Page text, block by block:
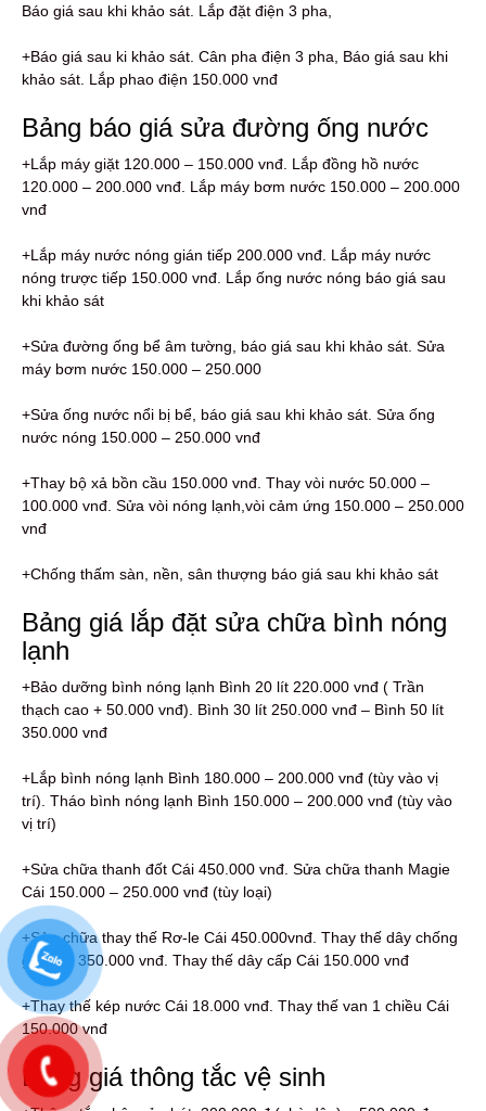
Báo giá sau khi khảo sát. Lắp đặt điện 3 pha,
+Báo giá sau ki khảo sát. Cân pha điện 3 pha, Báo giá sau khi
khảo sát. Lắp phao điện 150.000 vnđ
Bảng báo giá sửa đường ống nước
+Lắp máy giặt 120.000 – 150.000 vnđ. Lắp đồng hồ nước
120.000 – 200.000 vnđ. Lắp máy bơm nước 150.000 – 200.000
vnđ
+Lắp máy nước nóng gián tiếp 200.000 vnđ. Lắp máy nước
nóng trược tiếp 150.000 vnđ. Lắp ống nước nóng báo giá sau
khi khảo sát
+Sửa đường ống bể âm tường, báo giá sau khi khảo sát. Sửa
máy bơm nước 150.000 – 250.000
+Sửa ống nước nổi bị bể, báo giá sau khi khảo sát. Sửa ống
nước nóng 150.000 – 250.000 vnđ
+Thay bộ xả bồn cầu 150.000 vnđ. Thay vòi nước 50.000 –
100.000 vnđ. Sửa vòi nóng lạnh,vòi cảm ứng 150.000 – 250.000
vnđ
+Chống thấm sàn, nền, sân thượng báo giá sau khi khảo sát
Bảng giá lắp đặt sửa chữa bình nóng
lạnh
+Bảo dưỡng bình nóng lạnh Bình 20 lít 220.000 vnđ ( Trần
thạch cao + 50.000 vnđ). Bình 30 lít 250.000 vnđ – Bình 50 lít
350.000 vnđ
+Lắp bình nóng lạnh Bình 180.000 – 200.000 vnđ (tùy vào vị
trí). Tháo bình nóng lạnh Bình 150.000 – 200.000 vnđ (tùy vào
vị trí)
+Sửa chữa thanh đốt Cái 450.000 vnđ. Sửa chữa thanh Magie
Cái 150.000 – 250.000 vnđ (tùy loại)
+Sửa chữa thay thế Rơ-le Cái 450.000vnđ. Thay thế dây chống
giật Cái 350.000 vnđ. Thay thế dây cấp Cái 150.000 vnđ
+Thay thế kép nước Cái 18.000 vnđ. Thay thế van 1 chiều Cái
150.000 vnđ
Bảng giá thông tắc vệ sinh